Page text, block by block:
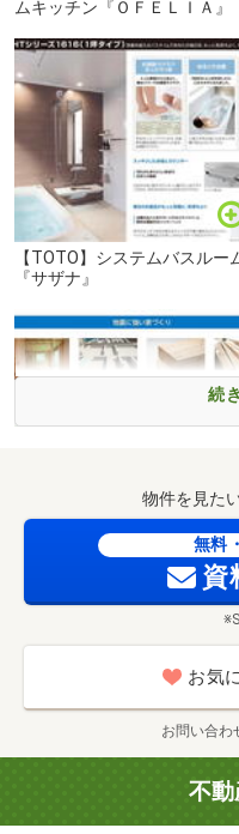
ムキッチン『ＯＦＥＬＩＡ』
【TOTO】システムバスルー
『サザナ』
法令順守の家造り
続
物件を見た
無料
資
お気
お問い合わ
不